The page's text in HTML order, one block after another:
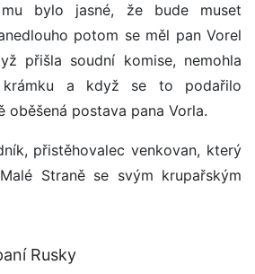
bylo jasné, že bude muset
potom se měl pan Vorel
přišla soudní komise, nemohla
a když se to podařilo
oběšená postava pana Vorla.
přistěhovalec venkovan, který
Straně se svým krupařským
Rusky